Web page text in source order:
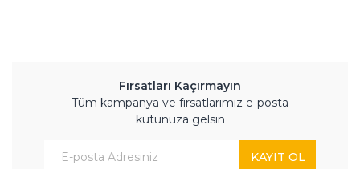
Fırsatları Kaçırmayın
Tüm kampanya ve fırsatlarımız e-posta
kutunuza gelsin
KAYIT OL